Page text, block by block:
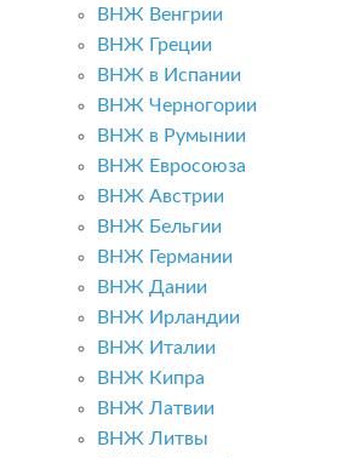
ВНЖ Венгрии
ВНЖ Греции
ВНЖ в Испании
ВНЖ Черногории
ВНЖ в Румынии
ВНЖ Евросоюза
ВНЖ Австрии
ВНЖ Бельгии
ВНЖ Германии
ВНЖ Дании
ВНЖ Ирландии
ВНЖ Италии
ВНЖ Кипра
ВНЖ Латвии
ВНЖ Литвы